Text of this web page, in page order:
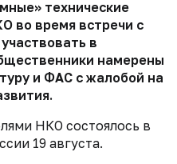
технические
во время встречи с
в
намерены
и ФАС с жалобой на
НКО состоялось в
19 августа.